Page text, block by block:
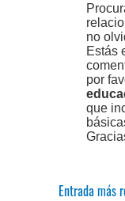
no
Estás
por
que
Entrada más